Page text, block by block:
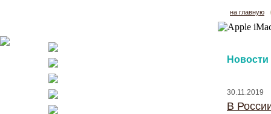
на главную
Новости
30.11.2019
В